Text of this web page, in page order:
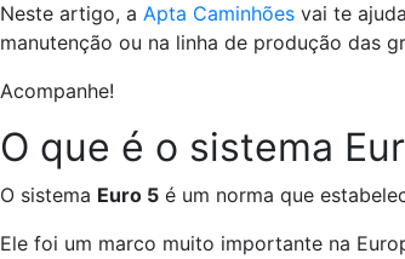
Neste artigo, a Apta Caminhões vai te
manutenção ou na linha de produção das
Acompanhe!
O que é o sistema
O sistema Euro 5 é um norma que
Ele foi um marco muito importante na